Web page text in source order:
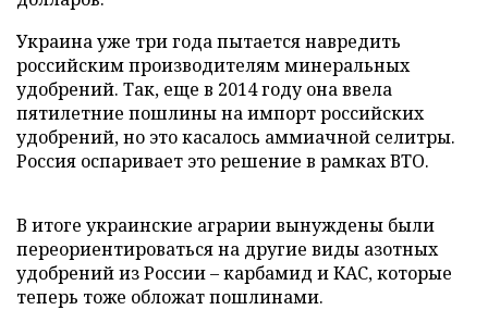
Украина уже три года пытается навредить
российским производителям минеральных
удобрений. Так, еще в 2014 году она ввела
пятилетние пошлины на импорт российских
удобрений, но это касалось аммиачной селитры.
Россия оспаривает это решение в рамках ВТО.
В итоге украинские аграрии вынуждены были
переориентироваться на другие виды азотных
удобрений из России – карбамид и КАС, которые
теперь тоже обложат пошлинами.